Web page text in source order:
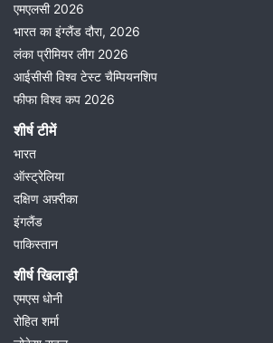
एमएलसी 2026
भारत का इंग्लैंड दौरा, 2026
लंका प्रीमियर लीग 2026
आईसीसी विश्व टेस्ट चैम्पियनशिप
फीफा विश्व कप 2026
शीर्ष टीमें
भारत
ऑस्ट्रेलिया
दक्षिण अफ़्रीका
इंगलैंड
पाकिस्तान
शीर्ष खिलाड़ी
एमएस धोनी
रोहित शर्मा